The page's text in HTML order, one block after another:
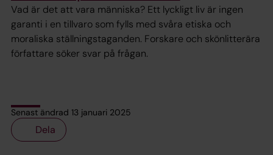
Vad är det att vara människa? Ett lyckligt liv är ingen
garanti i en tillvaro som fylls med svåra etiska och
moraliska ställningstaganden. Forskare och skönlitterära
författare söker svar på frågan.
Senast ändrad 13 januari 2025
Dela